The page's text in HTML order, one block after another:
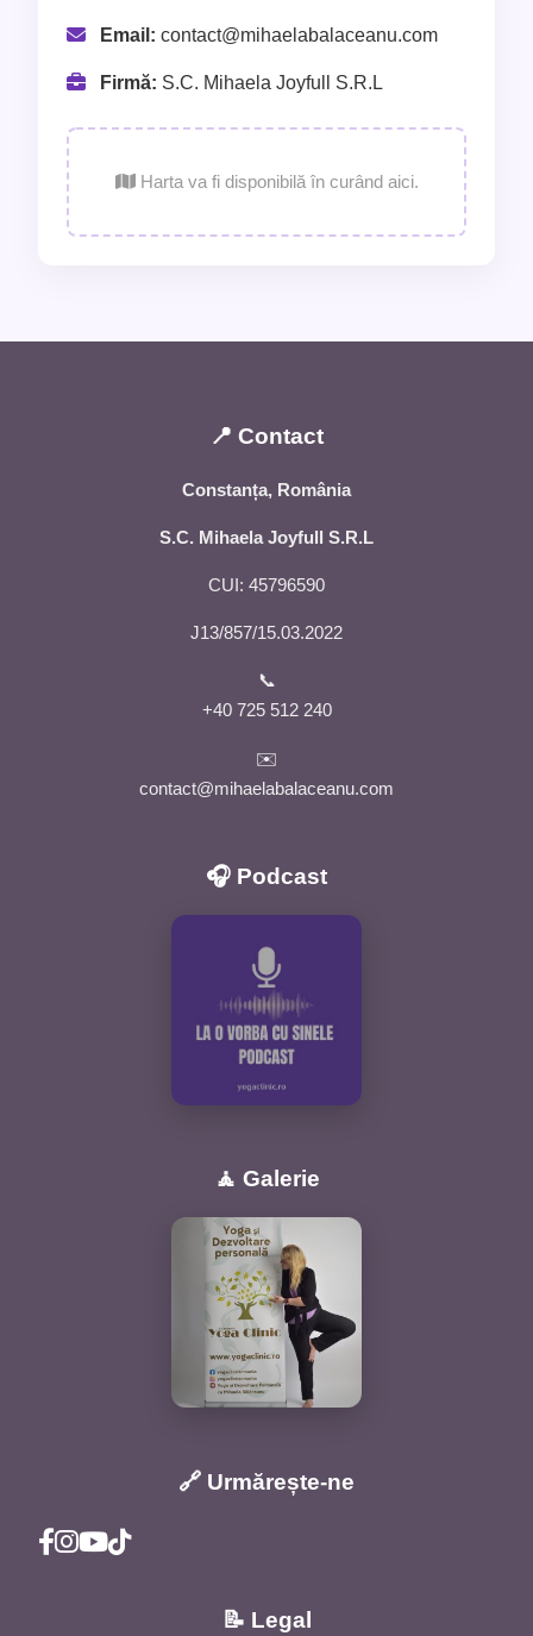
Email: contact@mihaelabalaceanu.com
Firmă: S.C. Mihaela Joyfull S.R.L
Harta va fi disponibilă în curând aici.
📍 Contact
Constanța, România
S.C. Mihaela Joyfull S.R.L
CUI: 45796590
J13/857/15.03.2022
📞
+40 725 512 240
✉️
contact@mihaelabalaceanu.com
🎧 Podcast
🧘 Galerie
🔗 Urmărește-ne
📝 Legal